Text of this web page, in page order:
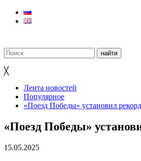
╳
Лента новостей
Популярное
«Поезд Победы» установил рекорд
«Поезд Победы»
15.05.2025